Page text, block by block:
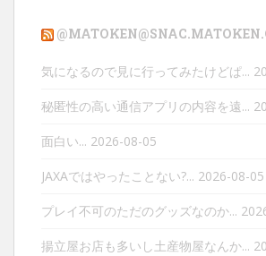
気になるので見に行ってみたけどぱ...
秘匿性の高い通信アプリの内容を遠...
面白い... 2026-08-05
JAXAではやったことない?... 2026-08-05
プレイ不可のただのグッズなのか...
揚立屋お店も多いし土産物屋なんか...